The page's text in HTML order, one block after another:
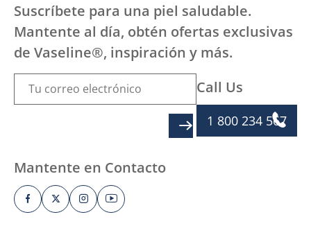
Suscríbete para una piel saludable.
Mantente al día, obtén ofertas exclusivas
de Vaseline®, inspiración y más.
Call Us
1 800 234 567
Mantente en Contacto